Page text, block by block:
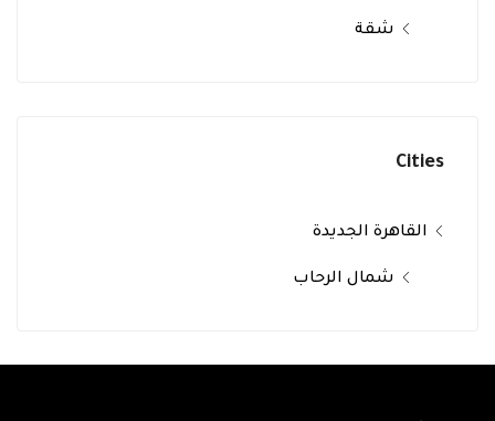
شقة
Cities
القاهرة الجديدة
شمال الرحاب